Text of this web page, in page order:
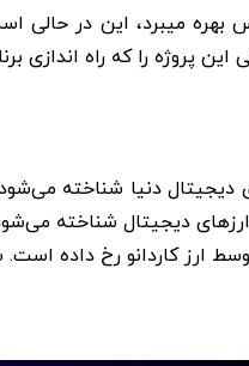
بهره میبرد، این در
پروژه را که راه اندازی
دیجیتال شناخته
ارز کاردانو رخ داده